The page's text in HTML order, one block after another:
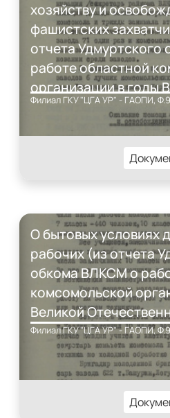
хозяйству и
фашистских
отчета
работе областной
организации в годы
Отечественной
Филиал ГКУ "ЦГА УР" - ГАОПИ,
О бытовых условиях
рабочих (из отчета
обкома ВЛКСМ о
комсомольской
Великой
Филиал ГКУ "ЦГА УР" - ГАОПИ,